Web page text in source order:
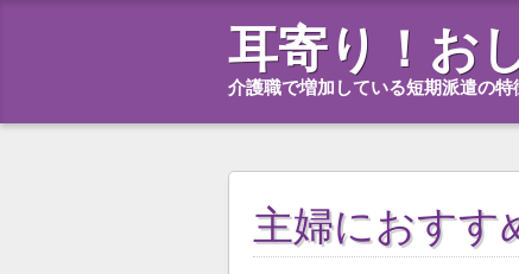
耳寄り！お
介護職で増加している短期派遣の特
主婦におすす